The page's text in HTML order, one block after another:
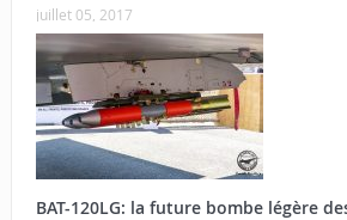
juillet 05, 2017
BAT-120LG: la future bombe légère